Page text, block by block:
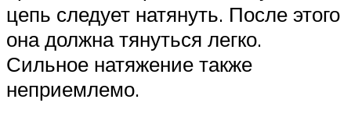
цепь следует натянуть. После этого
она должна тянуться легко.
Сильное натяжение также
неприемлемо.